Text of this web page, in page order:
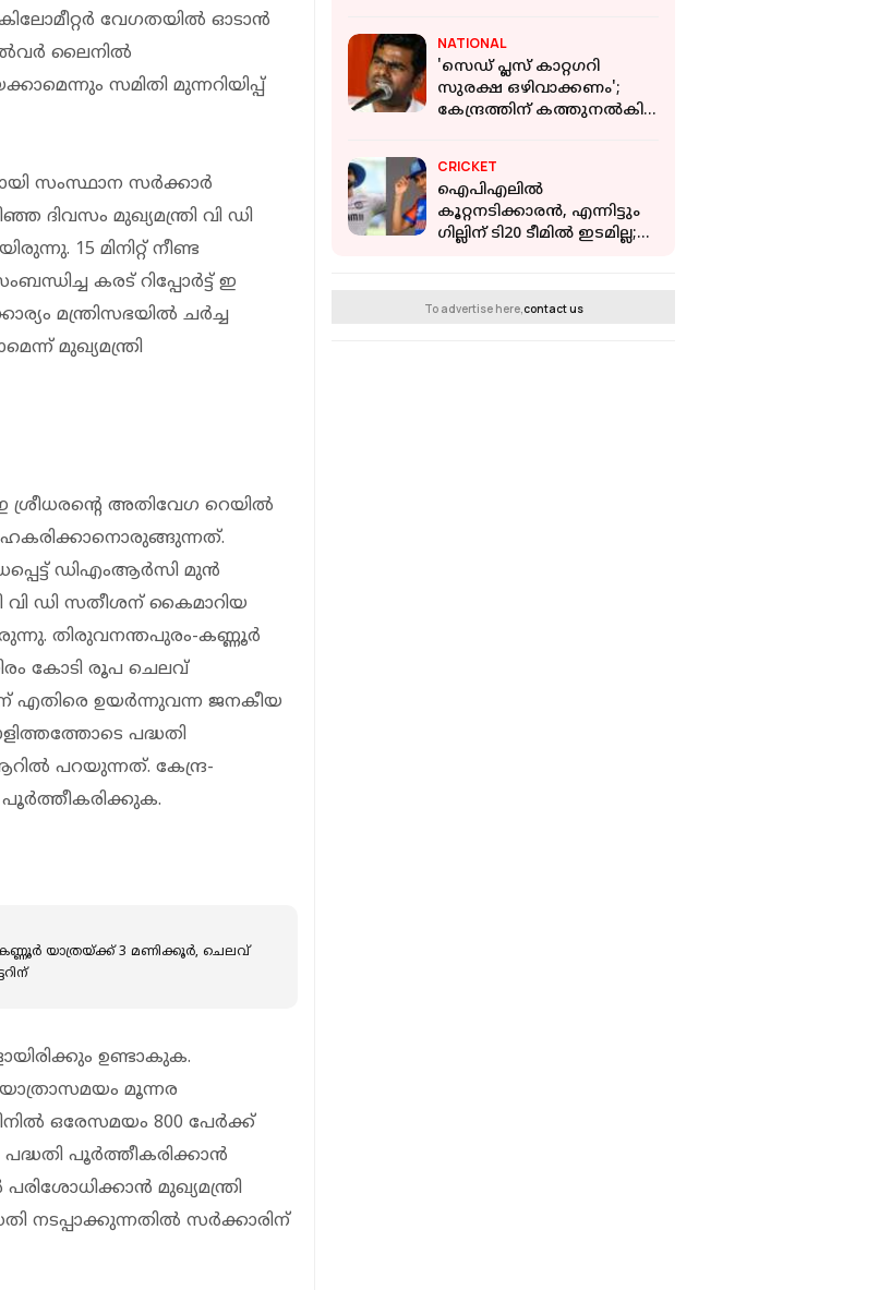
വേഗതയില്‍ ഓടാന്‍
ലൈനില്‍
സമിതി മുന്നറിയിപ്പ്
സംസ്ഥാന സര്‍ക്കാര്‍
ദിവസം മുഖ്യമന്ത്രി വി ഡി
15 മിനിറ്റ് നീണ്ട
കരട് റിപ്പോര്‍ട്ട് ഇ
മന്ത്രിസഭയില്‍ ചര്‍ച്ച
മുഖ്യമന്ത്രി
ശ്രീധരന്റെ അതിവേഗ റെയില്‍
ഡിഎംആര്‍സി മുന്‍
വി ഡി സതീശന് കൈമാറിയ
തിരുവനന്തപുരം-കണ്ണൂര്‍
കോടി രൂപ ചെലവ്
എതിരെ ഉയര്‍ന്നുവന്ന ജനകീയ
പദ്ധതി
പറയുന്നത്. കേന്ദ്ര-
പൂര്‍ത്തീകരിക്കുക.
യാത്രയ്ക്ക് 3 മണിക്കൂർ, ചെലവ്
ഉണ്ടാകുക.
മൂന്നര
ഒരേസമയം 800 പേര്‍ക്ക്
പൂര്‍ത്തീകരിക്കാന്‍
മുഖ്യമന്ത്രി
നടപ്പാക്കുന്നതില്‍ സര്‍ക്കാരിന്
NATIONAL
'സെഡ് പ്ലസ് കാറ്റഗറി
സുരക്ഷ ഒഴിവാക്കണം';
കേന്ദ്രത്തിന് കത്തുനല്‍കി
CRICKET
ഐപിഎലില്‍
കൂറ്റനടിക്കാരന്‍, എന്നിട്ടും
ഗില്ലിന് ടി20 ടീമില്‍ ഇടമില്ല;
To advertise here, contact us